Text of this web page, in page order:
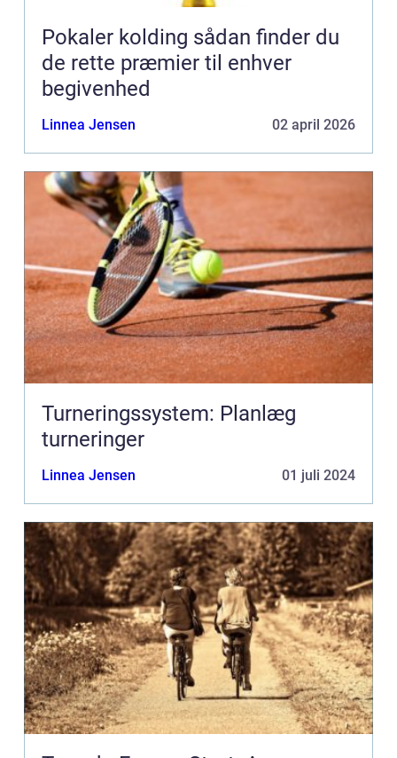
Pokaler kolding sådan finder du
de rette præmier til enhver
begivenhed
Linnea Jensen 02 april 2026
Turneringssystem: Planlæg
turneringer
Linnea Jensen 01 juli 2024